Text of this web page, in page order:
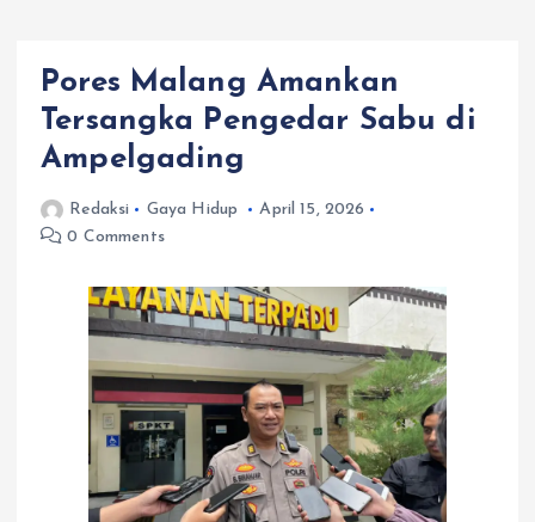
Pores Malang Amankan
Tersangka Pengedar Sabu di
Ampelgading
Redaksi Gaya Hidup
April 15, 2026
0 Comments